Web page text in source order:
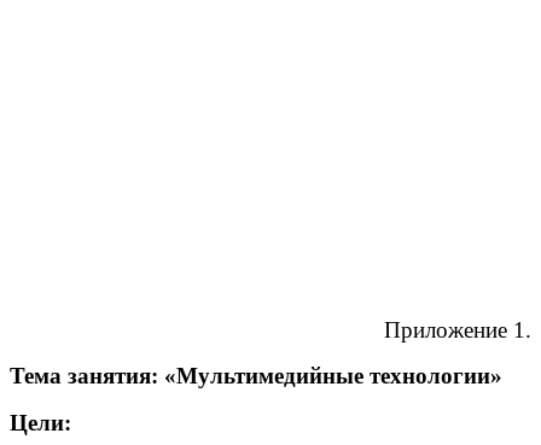
Приложение 1.
Тема занятия: «Мультимедийные технологии»
Цели: